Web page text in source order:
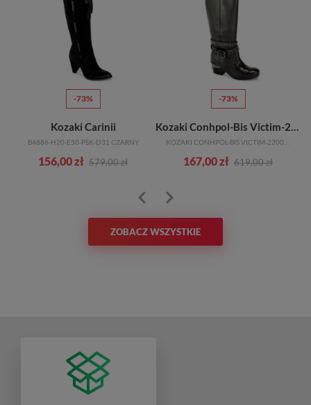
-73%
Kozaki Carinii
B4886-H20-E50-PSK-D31 CZARNY
156,00 zł 579,00 zł
-73%
Kozaki Conhpol-Bis Victim-2200V Nero/1299
167,00 zł 619,00 zł
ZOBACZ WSZYSTKIE